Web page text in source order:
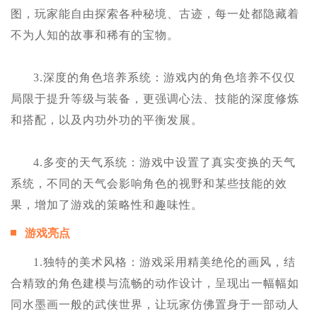
图，玩家能自由探索各种秘境、古迹，每一处都隐藏着
不为人知的故事和稀有的宝物。
3.深度的角色培养系统：游戏内的角色培养不仅仅
局限于提升等级与装备，更强调心法、技能的深度修炼
和搭配，以及内功外功的平衡发展。
4.多变的天气系统：游戏中设置了真实变换的天气
系统，不同的天气会影响角色的视野和某些技能的效
果，增加了游戏的策略性和趣味性。
游戏亮点
1.独特的美术风格：游戏采用精美绝伦的画风，结
合精致的角色建模与流畅的动作设计，呈现出一幅幅如
同水墨画一般的武侠世界，让玩家仿佛置身于一部动人